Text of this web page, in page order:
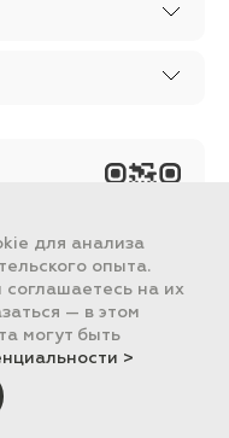
носит ознакомительный
определяемой
"ПОРТ" ИНН 2461018892,
для анализа
опыта.
на их
— в этом
могут быть
>